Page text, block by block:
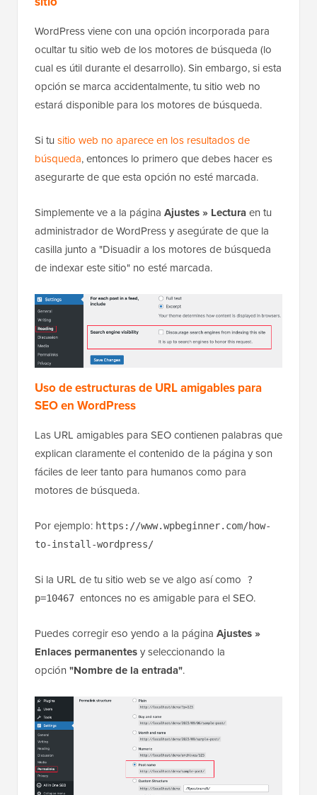
WordPress viene con una opción incorporada para
ocultar tu sitio web de los motores de búsqueda (lo
cual es útil durante el desarrollo). Sin embargo, si esta
opción se marca accidentalmente, tu sitio web no
estará disponible para los motores de búsqueda.
Si tu sitio web no aparece en los resultados de
búsqueda, entonces lo primero que debes hacer es
asegurarte de que esta opción no esté marcada.
Simplemente ve a la página Ajustes » Lecturaen tu
administrador de WordPress y asegúrate de que la
casilla junto a "Disuadir a los motores de búsqueda
de indexar este sitio" no esté marcada.
Uso de estructuras de URL amigables para
SEO en WordPress
Las URL amigables para SEO contienen palabras que
explican claramente el contenido de la página y son
fáciles de leer tanto para humanos como para
motores de búsqueda.
Por ejemplo: https://www.wpbeginner.com/how-
to-install-wordpress/
Si la URL de tu sitio web se ve algo así como
?
p=10467 entonces no es amigable para el SEO.
Puedes corregir eso yendo a la página Ajustes »
Enlaces permanentesy seleccionando la
opción "Nombre de la entrada".